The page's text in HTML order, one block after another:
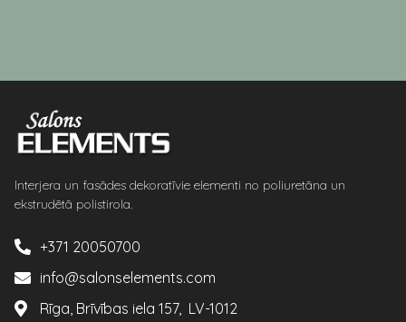
Interjera un fasādes dekoratīvie elementi no poliuretāna un
ekstrudētā polistirola.
+371 20050700
info@salonselements.com
Rīga, Brīvības iela 157, LV-1012